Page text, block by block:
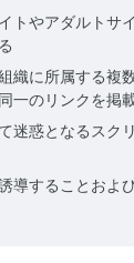
トやアダルトサ
織に所属する複
一のリンクを掲
迷惑となるスク
導することおよ